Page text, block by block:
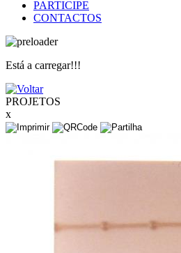
PARTICIPE
CONTACTOS
Está a carregar!!!
PROJETOS
x